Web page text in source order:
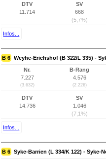
DTV
11.714
SV
668
(5,7%)
Infos...
B 6 Weyhe-Erichshof (B 322/L 335) -
Nr.
7.227
(3.632)
B-Rang
4.576
(2.226)
DTV
14.736
SV
1.046
(7,1%)
Infos...
B 6 Syke-Barrien (L 334/K 122) - Syke-